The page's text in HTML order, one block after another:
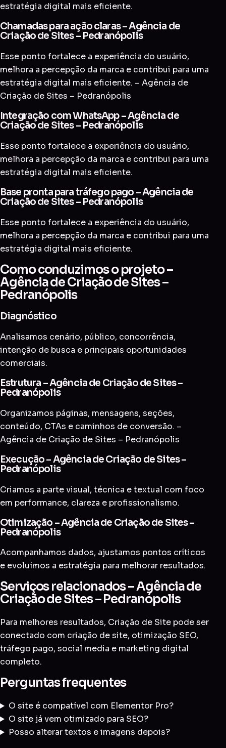
estratégia digital mais eficiente.
Chamadas para ação claras – Agência de
Criação de Sites – Pedranópolis
Esse ponto fortalece a experiência do usuário,
melhora a percepção da marca e contribui para uma
estratégia digital mais eficiente. – Agência de
Criação de Sites – Pedranópolis
Integração com WhatsApp – Agência de
Criação de Sites – Pedranópolis
Esse ponto fortalece a experiência do usuário,
melhora a percepção da marca e contribui para uma
estratégia digital mais eficiente.
Base pronta para tráfego pago – Agência de
Criação de Sites – Pedranópolis
Esse ponto fortalece a experiência do usuário,
melhora a percepção da marca e contribui para uma
estratégia digital mais eficiente.
Como conduzimos o projeto –
Agência de Criação de Sites –
Pedranópolis
Diagnóstico
Analisamos cenário, público, concorrência,
intenção de busca e principais oportunidades
comerciais.
Estrutura – Agência de Criação de Sites –
Pedranópolis
Organizamos páginas, mensagens, seções,
conteúdo, CTAs e caminhos de conversão. –
Agência de Criação de Sites – Pedranópolis
Execução – Agência de Criação de Sites –
Pedranópolis
Criamos a parte visual, técnica e textual com foco
em performance, clareza e profissionalismo.
Otimização – Agência de Criação de Sites –
Pedranópolis
Acompanhamos dados, ajustamos pontos críticos
e evoluímos a estratégia para melhorar resultados.
Serviços relacionados – Agência de
Criação de Sites – Pedranópolis
Para melhores resultados, Criação de Site pode ser
conectado com criação de site, otimização SEO,
tráfego pago, social media e marketing digital
completo.
Perguntas frequentes
O site é compatível com Elementor Pro?
O site já vem otimizado para SEO?
Posso alterar textos e imagens depois?